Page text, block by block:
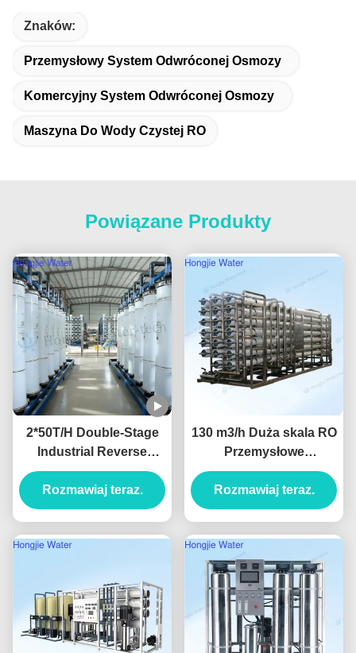
Znaków:
Przemysłowy System Odwróconej Osmozy
Komercyjny System Odwróconej Osmozy
Maszyna Do Wody Czystej RO
Powiązane Produkty
2*50T/H Double-Stage
Industrial Reverse
Osmosis Water System
Produced For Ultrapure
Water
Rozmawiaj teraz.
130 m3/h Duża skala RO
Przemysłowe
urządzenia
oczyszczające wodę
380V/220V
Rozmawiaj teraz.